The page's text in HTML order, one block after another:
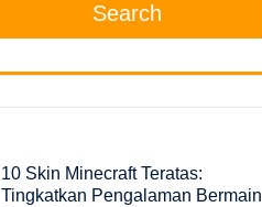
Search
10 Skin Minecraft Teratas:
Tingkatkan Pengalaman Bermain